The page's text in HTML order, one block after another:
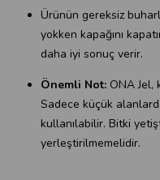
Ürünün gereksiz
yokken kapağını
daha iyi sonuç verir.
Önemli Not: ONA Jel,
Sadece küçük
kullanılabilir. Bitki
yerleştirilmemelidir.